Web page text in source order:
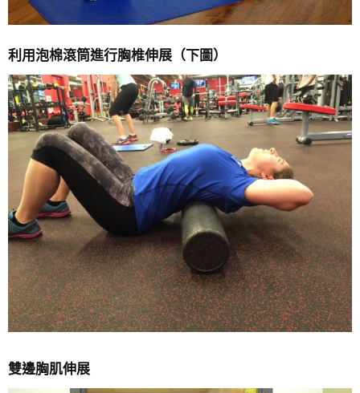
利用泡棉滾筒進行胸椎伸展（下圖）
雙邊胸肌伸展